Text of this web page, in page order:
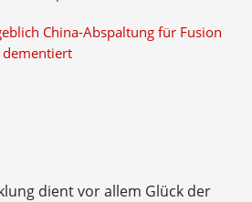
China-Abspaltung für Fusion
dementiert
dient vor allem Glück der